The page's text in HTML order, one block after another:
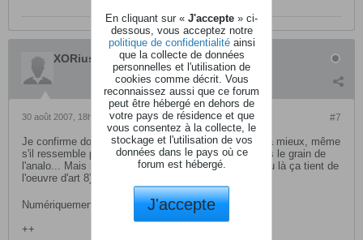
XORius
#7
30 août 2007, 18h07
Je confirme donc, mon G2 engine à 800 Euros me va mieux, même
s'il ressemble pas a un vaisseau spacial et qu'il a pas le grain de
l'analo... Mais bon chapeau quand même, à ce niveau là ça tient de
l'oeuvre d'art 8)
Numériquement vôtre
++
En cliquant sur « J'accepte » ci-
dessous, vous acceptez notre
politique de confidentialitéainsi
que la collecte de données
personnelles et l'utilisation de
cookies comme décrit. Vous
reconnaissez aussi que ce forum
peut être hébergé en dehors de
votre pays de résidence et que
vous consentez à la collecte, le
stockage et l'utilisation de vos
données dans le pays où ce
forum est hébergé.
J'accepte